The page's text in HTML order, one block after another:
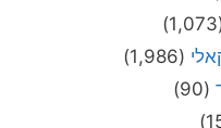
(1,986)
(90)